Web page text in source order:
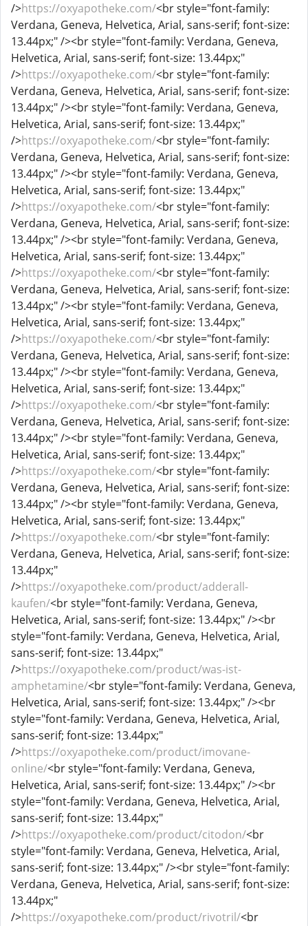
/>https://oxyapotheke.com/<br style="font-family:
Verdana, Geneva, Helvetica, Arial, sans-serif; font-size:
13.44px;" /><br style="font-family: Verdana, Geneva,
Helvetica, Arial, sans-serif; font-size: 13.44px;"
/>https://oxyapotheke.com/<br style="font-family:
Verdana, Geneva, Helvetica, Arial, sans-serif; font-size:
13.44px;" /><br style="font-family: Verdana, Geneva,
Helvetica, Arial, sans-serif; font-size: 13.44px;"
/>https://oxyapotheke.com/<br style="font-family:
Verdana, Geneva, Helvetica, Arial, sans-serif; font-size:
13.44px;" /><br style="font-family: Verdana, Geneva,
Helvetica, Arial, sans-serif; font-size: 13.44px;"
/>https://oxyapotheke.com/<br style="font-family:
Verdana, Geneva, Helvetica, Arial, sans-serif; font-size:
13.44px;" /><br style="font-family: Verdana, Geneva,
Helvetica, Arial, sans-serif; font-size: 13.44px;"
/>https://oxyapotheke.com/<br style="font-family:
Verdana, Geneva, Helvetica, Arial, sans-serif; font-size:
13.44px;" /><br style="font-family: Verdana, Geneva,
Helvetica, Arial, sans-serif; font-size: 13.44px;"
/>https://oxyapotheke.com/<br style="font-family:
Verdana, Geneva, Helvetica, Arial, sans-serif; font-size:
13.44px;" /><br style="font-family: Verdana, Geneva,
Helvetica, Arial, sans-serif; font-size: 13.44px;"
/>https://oxyapotheke.com/<br style="font-family:
Verdana, Geneva, Helvetica, Arial, sans-serif; font-size:
13.44px;" /><br style="font-family: Verdana, Geneva,
Helvetica, Arial, sans-serif; font-size: 13.44px;"
/>https://oxyapotheke.com/<br style="font-family:
Verdana, Geneva, Helvetica, Arial, sans-serif; font-size:
13.44px;" /><br style="font-family: Verdana, Geneva,
Helvetica, Arial, sans-serif; font-size: 13.44px;"
/>https://oxyapotheke.com/<br style="font-family:
Verdana, Geneva, Helvetica, Arial, sans-serif; font-size:
13.44px;"
/>https://oxyapotheke.com/product/adderall-
kaufen/<br style="font-family: Verdana, Geneva,
Helvetica, Arial, sans-serif; font-size: 13.44px;" /><br
style="font-family: Verdana, Geneva, Helvetica, Arial,
sans-serif; font-size: 13.44px;"
/>https://oxyapotheke.com/product/was-ist-
amphetamine/<br style="font-family: Verdana, Geneva,
Helvetica, Arial, sans-serif; font-size: 13.44px;" /><br
style="font-family: Verdana, Geneva, Helvetica, Arial,
sans-serif; font-size: 13.44px;"
/>https://oxyapotheke.com/product/imovane-
online/<br style="font-family: Verdana, Geneva,
Helvetica, Arial, sans-serif; font-size: 13.44px;" /><br
style="font-family: Verdana, Geneva, Helvetica, Arial,
sans-serif; font-size: 13.44px;"
/>https://oxyapotheke.com/product/citodon/<br
style="font-family: Verdana, Geneva, Helvetica, Arial,
sans-serif; font-size: 13.44px;" /><br style="font-family:
Verdana, Geneva, Helvetica, Arial, sans-serif; font-size:
13.44px;"
/>https://oxyapotheke.com/product/rivotril/<br